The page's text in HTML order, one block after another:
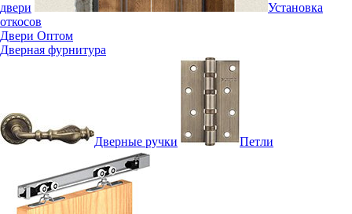
двери
Установка
откосов
Двери Оптом
Дверная фурнитура
Дверные ручки Петли